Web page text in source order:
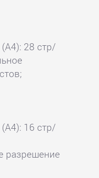
28 стр/
16 стр/
разрешение